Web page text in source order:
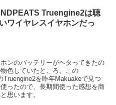
Truengine2は聴
ワイヤレスイヤホンだっ
ンのバッテリーがヘタってきたの
色していたところ、この
を昨年Makuakeで見つ
ったので、長期間使った感想を商
思います。